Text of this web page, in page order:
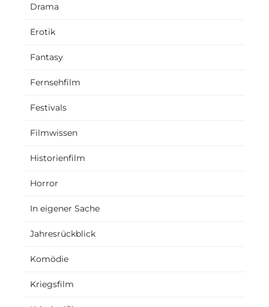
Drama
Erotik
Fantasy
Fernsehfilm
Festivals
Filmwissen
Historienfilm
Horror
In eigener Sache
Jahresrückblick
Komödie
Kriegsfilm